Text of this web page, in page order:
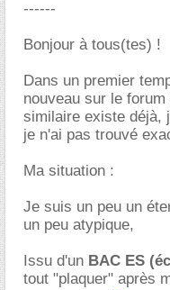
------
Bonjour à tous(tes) !
Dans un premier
nouveau sur le
similaire existe déjà,
je n'ai pas trouvé
Ma situation :
Je suis un peu un
un peu atypique,
Issu d'un BAC ES
tout "plaquer" après